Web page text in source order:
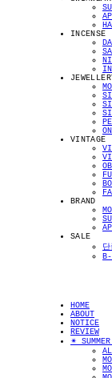
INCENSE
VINTAGE
BRAND
SALE
HOME
ABOUT
NOTICE
REVIEW
✴︎